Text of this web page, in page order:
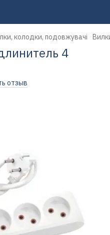
колодки, подовжувачі
4
отзыв